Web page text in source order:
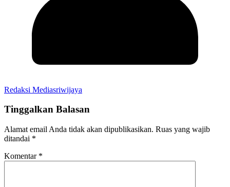
Redaksi Mediasriwijaya
Tinggalkan Balasan
Alamat email Anda tidak akan dipublikasikan. Ruas yang wajib
ditandai *
Komentar *